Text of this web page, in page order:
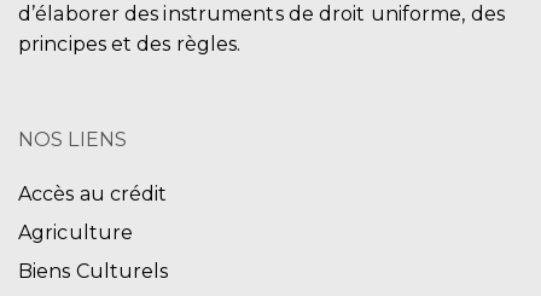
d’élaborer des instruments de droit uniforme, des
principes et des règles.
NOS LIENS
Accès au crédit
Agriculture
Biens Culturels